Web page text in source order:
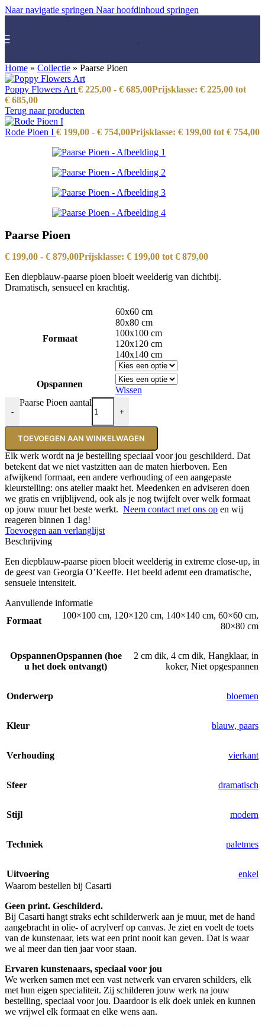
Naar navigatie springen Naar hoofdinhoud springen
Home » Collectie » Paarse Pioen
Poppy Flowers Art € 225,00 - € 685,00Prijsklasse: € 225,00 tot
€ 685,00
Terug naar producten
Rode Pioen I € 199,00 - € 754,00Prijsklasse: € 199,00 tot € 754,00
Paarse Pioen
€ 199,00 - € 879,00Prijsklasse: € 199,00 tot € 879,00
Een diepblauw-paarse pioen bloeit weelderig van dichtbij.
Dramatisch, sensueel en krachtig.
Formaat
60x60 cm
80x80 cm
100x100 cm
120x120 cm
140x140 cm
Opspannen
Wissen
-
Paarse Pioen aantal
+
TOEVOEGEN AAN WINKELWAGEN
Elk werk wordt na je bestelling speciaal voor jou geschilderd. Dat
betekent dat we niet vastzitten aan de maten hierboven. Een
afwijkend formaat, een andere verhouding of een aangepaste
kleurstelling: ons atelier maakt het. Meedenken en adviseren doen
we gratis en vrijblijvend, ook als je nog twijfelt over welk formaat
op jouw muur het beste werkt. Neem contact met ons op en wij
reageren binnen 1 dag!
Toevoegen aan verlanglijst
Beschrijving
Een diepblauw-paarse pioen bloeit weelderig in extreme close-up, in
de geest van Georgia O’Keeffe. Het beeld ademt een dramatische,
sensuele intensiteit.
Aanvullende informatie
Formaat
100×100 cm, 120×120 cm, 140×140 cm, 60×60 cm,
80×80 cm
OpspannenOpspannen (hoe
u het doek ontvangt)
2 cm dik, 4 cm dik, Hangklaar, in
koker, Niet opgespannen
Onderwerp bloemen
Kleur blauw, paars
Verhouding vierkant
Sfeer dramatisch
Stijl modern
Techniek paletmes
Uitvoering
enkel
Waarom bestellen bij Casarti
Geen print. Geschilderd.
Bij Casarti hangt straks echt schilderwerk aan je muur, met de hand
aangebracht in olie- of acrylverf op canvas. Je ziet en voelt de toets
van de kunstenaar, iets wat een print nooit kan geven. Dat is waar
we al meer dan tien jaar voor staan.
Ervaren kunstenaars, speciaal voor jou
We werken samen met een vast netwerk van ervaren schilders, elk
met hun eigen specialiteit. Zij schilderen jouw werk na jouw
bestelling, speciaal voor jou. Daardoor is elk doek uniek en kunnen
we vrijwel elk formaat en elke wens aan.